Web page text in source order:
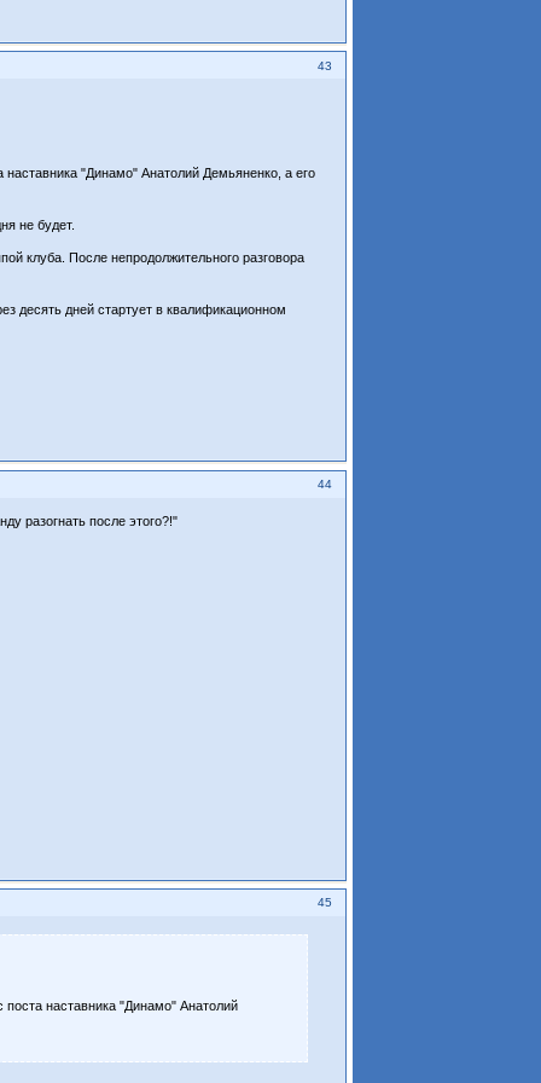
43
"Динамо" Анатолий Демьяненко, а его
не будет.
клуба. После непродолжительного разговора
десять дней стартует в квалификационном
44
разогнать после этого?!"
45
наставника "Динамо" Анатолий